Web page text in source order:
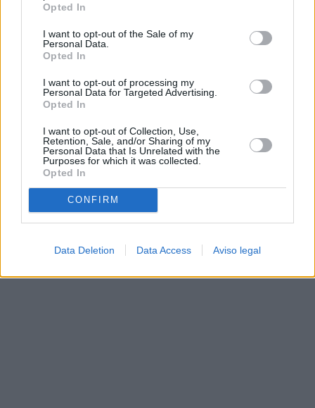
rechazar tal procesamiento. Sus preferencias se aplicarán
cualquier momento entrando de nuevo en este sitio web o
visitando nuestra política de privacidad.
Opted In
I want to opt-out of the Sale of my
Personal Data.
Opted In
I want to opt-out of processing my
Personal Data for Targeted Advertising.
Opted In
I want to opt-out of Collection, Use,
Retention, Sale, and/or Sharing of my
Personal Data that Is Unrelated with the
Purposes for which it was collected.
Opted In
CONFIRM
Data Deletion Data Access Aviso legal